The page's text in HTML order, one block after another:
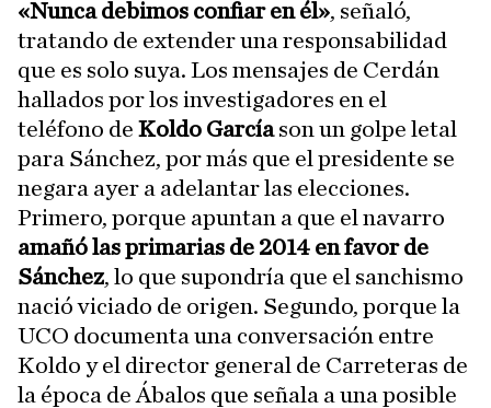
«Nunca debimos confiar en él», señaló,
tratando de extender una responsabilidad
que es solo suya. Los mensajes de Cerdán
hallados por los investigadores en el
teléfono de Koldo Garcíason un golpe letal
para Sánchez, por más que el presidente se
negara ayer a adelantar las elecciones.
Primero, porque apuntan a que el navarro
amañó las primarias de 2014 en favor de
Sánchez, lo que supondría que el sanchismo
nació viciado de origen. Segundo, porque la
UCO documenta una conversación entre
Koldo y el director general de Carreteras de
la época de Ábalos que señala a una posible